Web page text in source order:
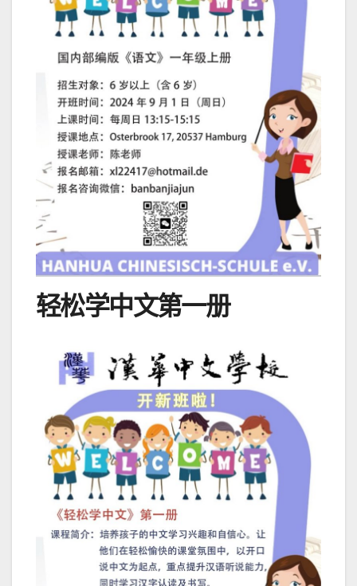
轻松学中文第一册